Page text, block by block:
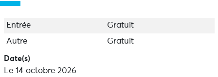
Entrée
Gratuit
Autre
Gratuit
Date(s)
Le 14 octobre 2026